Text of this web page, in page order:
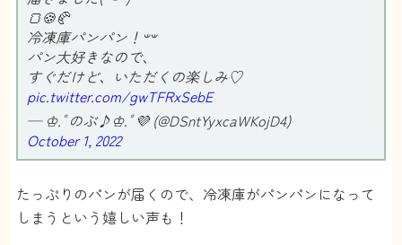
🍞🍪🥐
冷凍庫パンパン！𐤔𐤔
パン大好きなので、
すぐだけど、いただくの楽しみ♡
pic.twitter.com/gwTFRxSebE
— ♔.ﾟのぶ♪♔.ﾟ💜 (@DSntYyxcaWKojD4)
October 1, 2022
たっぷりのパンが届くので、冷凍庫がパンパンになって
しまうという嬉しい声も！